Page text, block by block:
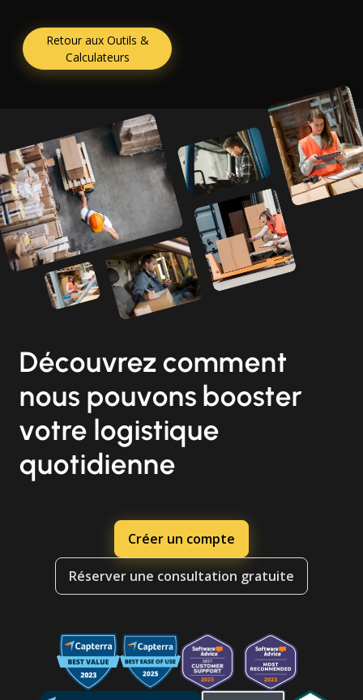
Retour aux Outils &
Calculateurs
Découvrez comment
nous pouvons booster
votre logistique
quotidienne
Créer un compte
Réserver une consultation gratuite